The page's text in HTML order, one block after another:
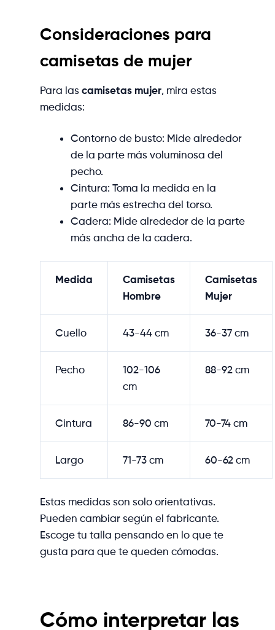
Consideraciones para
camisetas de mujer
Para las camisetas mujer, mira estas
medidas:
Contorno de busto: Mide alrededor
de la parte más voluminosa del
pecho.
Cintura: Toma la medida en la
parte más estrecha del torso.
Cadera: Mide alrededor de la parte
más ancha de la cadera.
Medida
Camisetas
Hombre
Camisetas
Mujer
Cuello 43-44 cm 36-37 cm
Pecho
102-106
cm
88-92 cm
Cintura 86-90 cm 70-74 cm
Largo 71-73 cm 60-62 cm
Estas medidas son solo orientativas.
Pueden cambiar según el fabricante.
Escoge tu talla pensando en lo que te
gusta para que te queden cómodas.
Cómo interpretar las